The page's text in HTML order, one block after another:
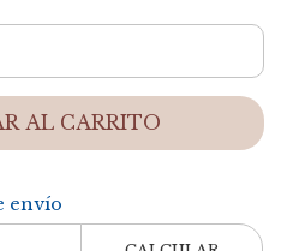
AL CARRITO
envío